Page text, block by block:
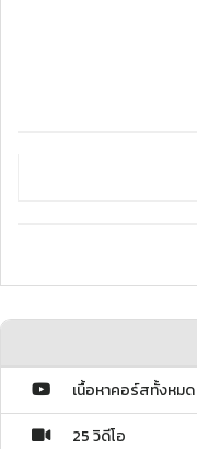
เนื้อหาคอร์สทั้งหมด
25 วิดีโอ